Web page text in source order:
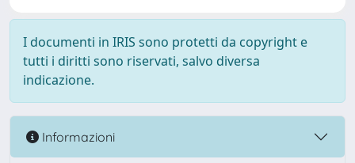
I documenti in IRIS sono protetti da copyright e
tutti i diritti sono riservati, salvo diversa
indicazione.
Informazioni